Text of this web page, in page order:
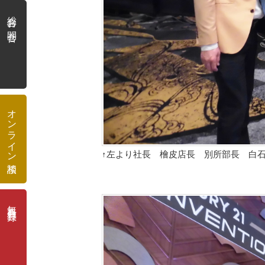
↑左より社長 檜皮店長 別所部長 白
総合お問合せ
オンライン相談